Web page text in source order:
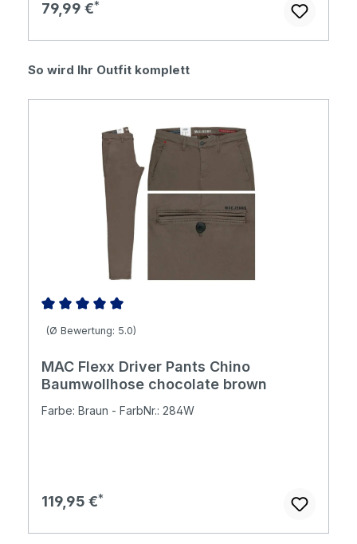
Regulärer Preis:
79,99 €
Produktgalerie überspringen
So wird Ihr Outfit komplett
Durchschnittliche Bewertung von 5 von 5 Sternen
(Ø Bewertung: 5.0)
MAC Flexx Driver Pants Chino
Baumwollhose chocolate brown
Farbe: Braun - FarbNr.: 284W
Regulärer Preis:
119,95 €